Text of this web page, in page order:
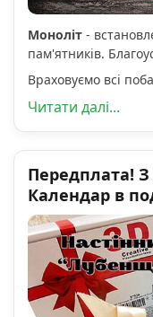
Моноліт -
пам'ятників.
Враховуємо всі
Читати далі...
Передплата!
Календар в